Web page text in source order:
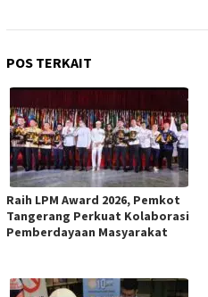
POS TERKAIT
Raih LPM Award 2026, Pemkot
Tangerang Perkuat Kolaborasi
Pemberdayaan Masyarakat